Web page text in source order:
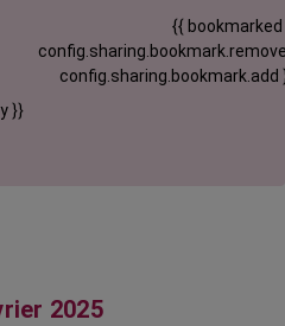
{{ bookmarked
config.sharing.bookmark.add
}}
2025